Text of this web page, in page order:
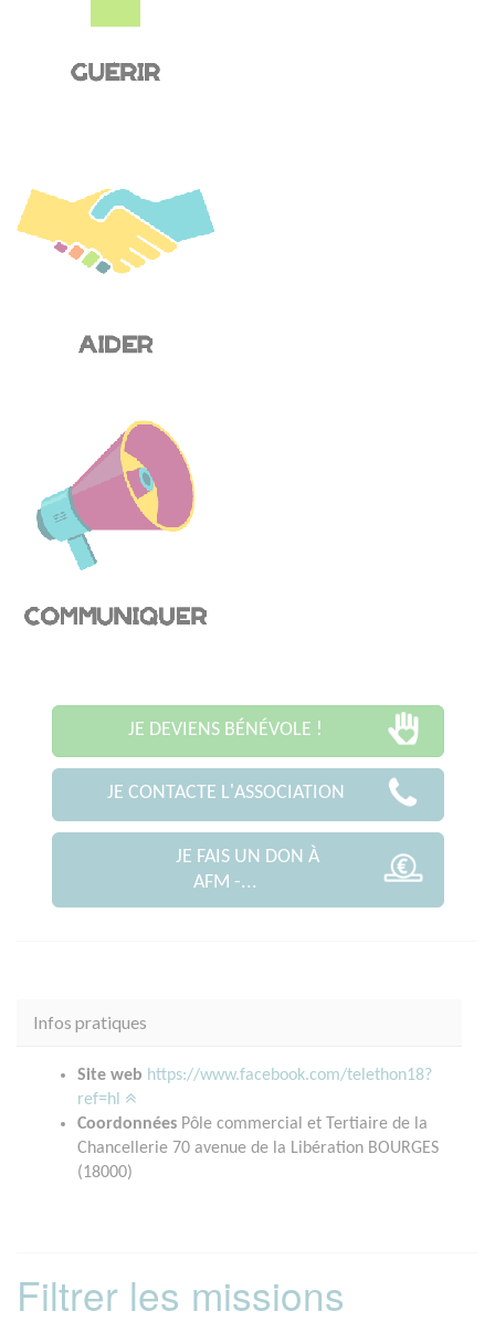
JE DEVIENS BÉNÉVOLE !
JE CONTACTE L'ASSOCIATION
JE FAIS UN DON À
AFM -...
Infos pratiques
Site web https://www.facebook.com/telethon18?
ref=hl
Coordonnées Pôle commercial et Tertiaire de la
Chancellerie 70 avenue de la Libération BOURGES
(18000)
Filtrer les missions